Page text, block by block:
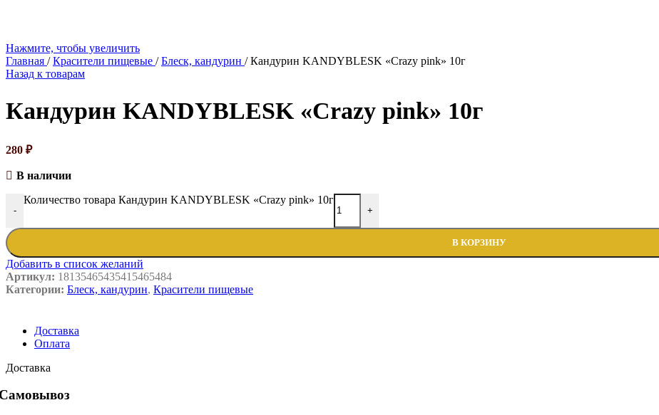
Нажмите, чтобы увеличить
Главная / Красители пищевые / Блеск, кандурин / Кандурин KANDYBLESK «Crazy pink» 10г
Назад к товарам
Кандурин KANDYBLESK «Crazy pink» 10г
280 ₽
В наличии
-
Количество товара Кандурин KANDYBLESK «Crazy pink» 10г
+
В КОРЗИНУ
Добавить в список желаний
Артикул: 18135465435415465484
Категории: Блеск, кандурин, Красители пищевые
Доставка
Оплата
Доставка